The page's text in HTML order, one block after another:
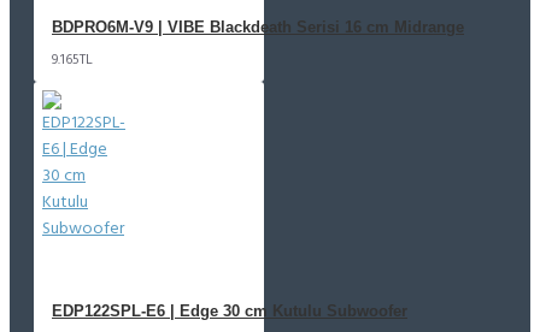
BDPRO6M-V9 | VIBE Blackdeath Serisi 16 cm Midrange
9.165TL
EDP122SPL-E6 | Edge 30 cm Kutulu Subwoofer